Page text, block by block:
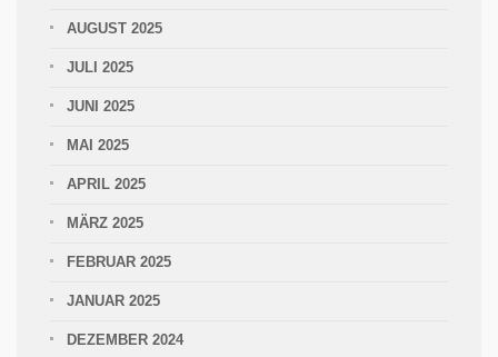
AUGUST 2025
JULI 2025
JUNI 2025
MAI 2025
APRIL 2025
MÄRZ 2025
FEBRUAR 2025
JANUAR 2025
DEZEMBER 2024